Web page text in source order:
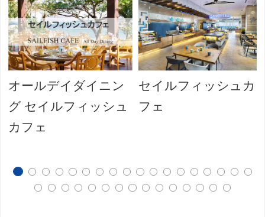
オールデイダイニン
グ セイルフィッシュ
カフェ
セイルフィッシュカ
フェ